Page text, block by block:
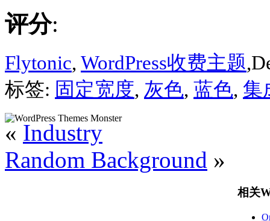
评分:
Flytonic, WordPress收费主题
标签: 固定宽度, 灰色, 蓝色, 集
« Industry
Random Background »
相关